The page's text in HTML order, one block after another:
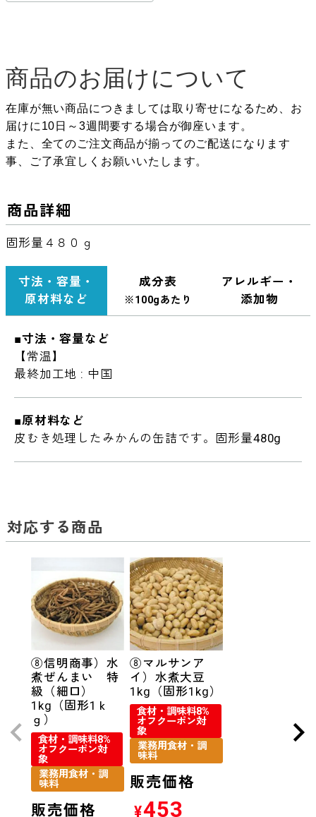
商品のお届けについて
在庫が無い商品につきましては取り寄せになるため、お
届けに10日～3週間要する場合が御座います。
また、全てのご注文商品が揃ってのご配送になります
事、ご了承宜しくお願いいたします。
商品詳細
固形量４８０ｇ
寸法・容量・
原材料など
成分表
※100gあたり
アレルギー・
添加物
■寸法・容量など
【常温】
最終加工地 : 中国
■原材料など
皮むき処理したみかんの缶詰です。固形量480g
対応する商品
⑧信明商事）水
煮ぜんまい 特
級（細口）
1kg（固形1ｋ
ｇ）
食材・調味料8%
オフクーポン対
象
業務用食材・調
味料
販売価格
⑧マルサンア
イ）水煮大豆
1kg（固形1kg）
食材・調味料8%
オフクーポン対
象
業務用食材・調
味料
販売価格
¥453